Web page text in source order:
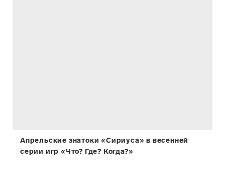
Апрельские знатоки «Сириуса» в весенней
серии игр «Что? Где? Когда?»